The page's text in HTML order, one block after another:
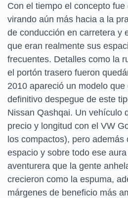
Con el tiempo el concepto fue
virando aún más hacia a la
de conducción en carretera y
que eran realmente sus
frecuentes. Detalles como la
el portón trasero fueron
2010 apareció un modelo
definitivo despegue de este
Nissan Qashqai. Un vehículo
precio y longitud con el VW
los compactos), pero
espacio y sobre todo ese
aventurera que la gente
crecieron como la espuma,
márgenes de beneficio más